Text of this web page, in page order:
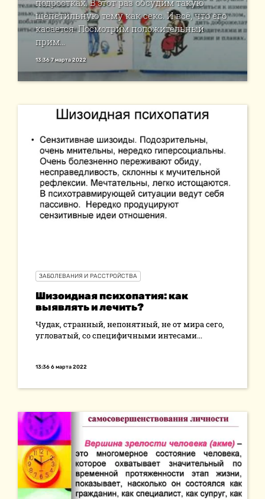
подростках. В этот раз обсудим такую
щепетильную тему как секс. И всё, что его
касается. Посмотрим положительный
прим...
13:36 7 марта 2022
ЗАБОЛЕВАНИЯ И РАССТРОЙСТВА
Шизоидная психопатия: как
выявлять и лечить?
Чудак, странный, непонятный, не от мира сегo,
угловатый, со специфичными интесами...
13:36 6 марта 2022